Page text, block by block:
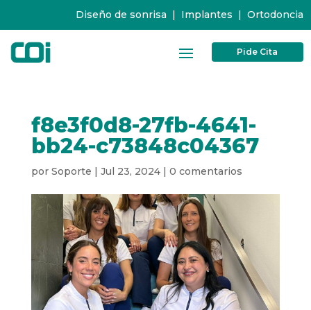
Diseño de sonrisa | Implantes | Ortodoncia
Pide Cita
f8e3f0d8-27fb-4641-
bb24-c73848c04367
por Soporte | Jul 23, 2024| 0 comentarios